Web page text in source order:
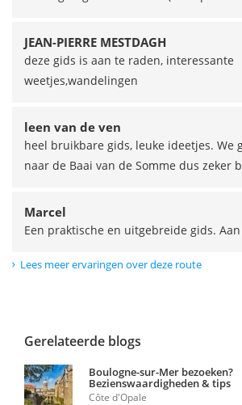
JEAN-PIERRE MESTDAGH
deze gids is aan te raden, interessante
weetjes,wandelingen
leen van de ven
heel bruikbare gids, leuke ideetjes. We
naar de Baai van de Somme dus zeker
Marcel
Een praktische en uitgebreide gids.
Lees meer ervaringen over deze route
Gerelateerde blogs
Boulogne-sur-Mer bezoeken?
Bezienswaardigheden & tips
Côte d'Opale